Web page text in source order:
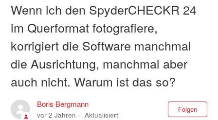
Wenn ich den SpyderCHECKR 24
im Querformat fotografiere,
korrigiert die Software manchmal
die Ausrichtung, manchmal aber
auch nicht. Warum ist das so?
Boris Bergmann
vor 2 Jahren Aktualisiert
Folgen